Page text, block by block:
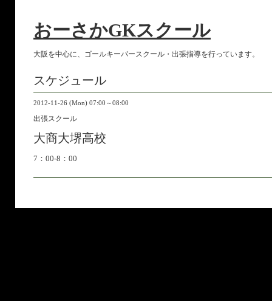
おーさかGKスクール
大阪を中心に、ゴールキーパースクール・出張指導を行っています。
スケジュール
2012-11-26 (Mon) 07:00～08:00
出張スクール
大商大堺高校
7：00-8：00